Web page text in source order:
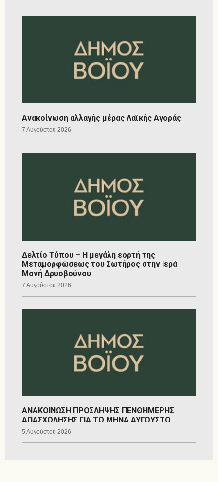
Ανακοίνωση αλλαγής μέρας Λαϊκής Αγοράς
7 Αυγούστου 2026
Δελτίο Τύπου – Η μεγάλη εορτή της
Μεταμορφώσεως του Σωτήρος στην Ιερά
Μονή Δρυοβούνου
7 Αυγούστου 2026
ΑΝΑΚΟΙΝΩΣΗ ΠΡΟΣΛΗΨΗΣ ΠΕΝΘΗΜΕΡΗΣ
ΑΠΑΣΧΟΛΗΣΗΣ ΓΙΑ ΤΟ ΜΗΝΑ ΑΥΓΟΥΣΤΟ
5 Αυγούστου 2026